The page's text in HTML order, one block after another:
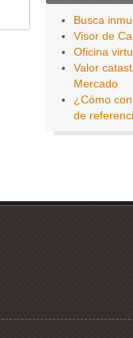
Busca
Visor de
Oficina
Valor
Mercado
¿Cómo
de